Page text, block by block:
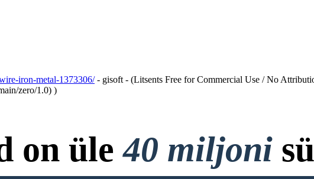
(https://creativecommons.org/publicdomain/zero/1.0)
iron-metal-1373306/- gisoft - (Litsents Free for Commercial Use / No
zero/1.0) )
on üle40 miljoni